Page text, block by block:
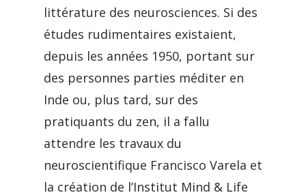
littérature des neurosciences. Si des
études rudimentaires existaient,
depuis les années 1950, portant sur
des personnes parties méditer en
Inde ou, plus tard, sur des
pratiquants du zen, il a fallu
attendre les travaux du
neuroscientifique Francisco Varela et
la création de l’Institut Mind & Life